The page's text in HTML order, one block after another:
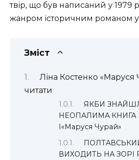
твір, що був написаний у 1979
жанром історичним романом у
Зміст
Ліна Костенко «Маруся
читати
ЯКБИ
НЕОПАЛИМА КНИГА
І«Маруся Чурай»
ВИХОДИТЬ НА ЗОРІ